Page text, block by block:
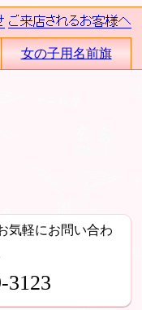
女の子用名前旗
気軽にお問い合わ
3123